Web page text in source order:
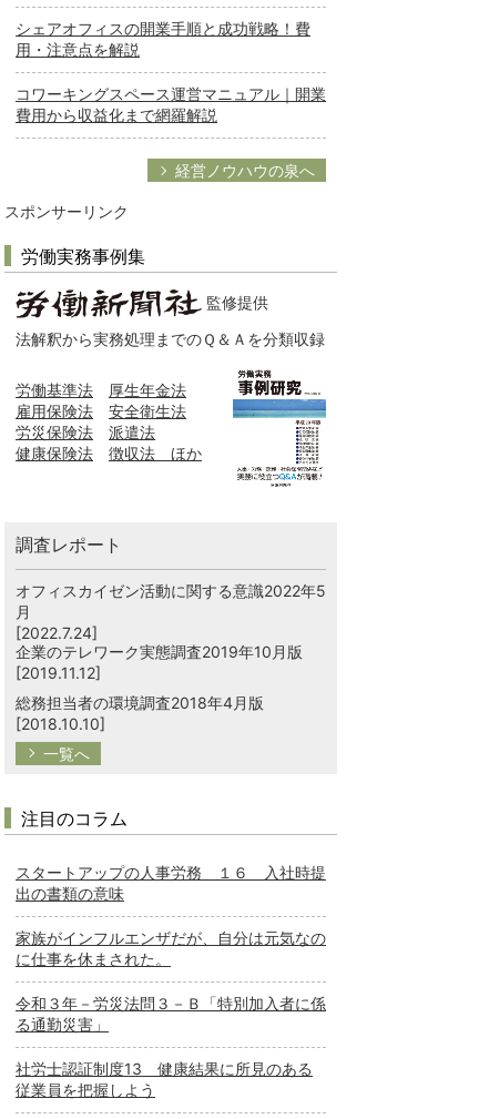
シェアオフィスの開業手順と成功戦略！費
用・注意点を解説
コワーキングスペース運営マニュアル｜開業
費用から収益化まで網羅解説
経営ノウハウの泉へ
スポンサーリンク
労働実務事例集
監修提供
法解釈から実務処理までのＱ＆Ａを分類収録
労働基準法
厚生年金法
雇用保険法
安全衛生法
労災保険法
派遣法
健康保険法
徴収法 ほか
調査レポート
オフィスカイゼン活動に関する意識2022年5
月
[2022.7.24]
企業のテレワーク実態調査2019年10月版
[2019.11.12]
総務担当者の環境調査2018年4月版
[2018.10.10]
一覧へ
注目のコラム
スタートアップの人事労務 １６ 入社時提
出の書類の意味
家族がインフルエンザだが、自分は元気なの
に仕事を休まされた。
令和３年－労災法問３－Ｂ「特別加入者に係
る通勤災害」
社労士認証制度13 健康結果に所見のある
従業員を把握しよう